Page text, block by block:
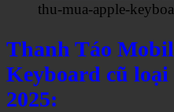
thu-mua-apple-
Thanh Táo
Keyboard cũ
2025: